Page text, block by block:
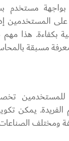
بواجهة مستخدم
المستخدمين
بكفاءة. هذا
مسبقة
للمستخدمين
الفريدة. يمكن
ومختلف